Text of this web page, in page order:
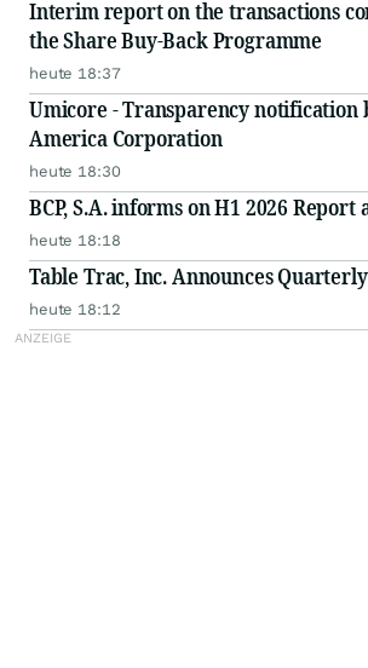
Interim report on the transactions
the Share Buy-Back Programme
heute 18:37
Umicore - Transparency notification
America Corporation
heute 18:30
BCP, S.A. informs on H1 2026 Report
heute 18:18
Table Trac, Inc. Announces
heute 18:12